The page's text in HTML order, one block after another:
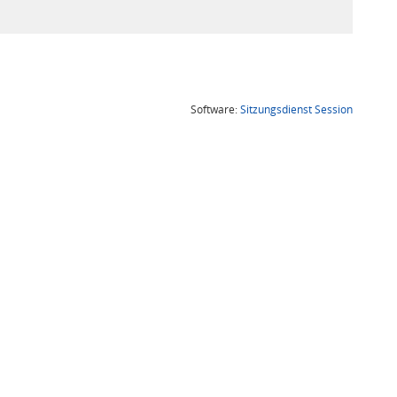
Software:SitzungsdienstSession(Wird in